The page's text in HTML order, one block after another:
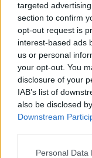
targeted
section to confirm
opt-out request is
interest-based ads
us or personal
your opt-out. You
disclosure of your
IAB’s list of
also be disclosed
Downstream
Personal Data
ALTO MILANESE
102mila
donatori:
grazie al